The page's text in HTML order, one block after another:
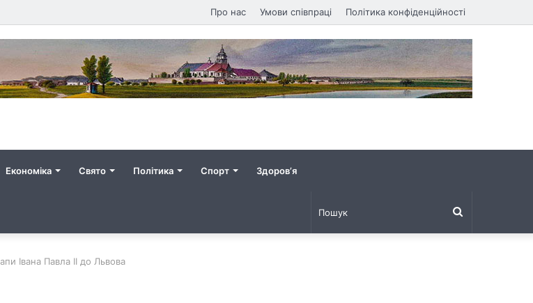
Про нас Умови співпраці Політика конфіденційності
Економіка Свято Політика Спорт Здоров’я
Івана Павла ІІ до Львова